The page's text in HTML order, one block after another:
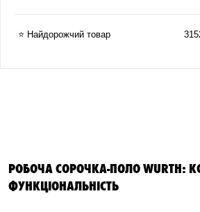
⭐ Найдорожчий товар
РОБОЧА СОРОЧКА-ПОЛО WURTH:
ФУНКЦІОНАЛЬНІСТЬ